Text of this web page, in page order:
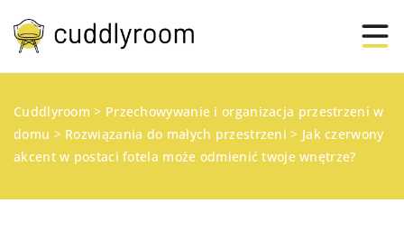
Cuddlyroom > Przechowywanie i organizacja przestrzeni w
domu > Rozwiązania do małych przestrzeni > Jak czerwony
akcent w postaci fotela może odmienić twoje wnętrze?